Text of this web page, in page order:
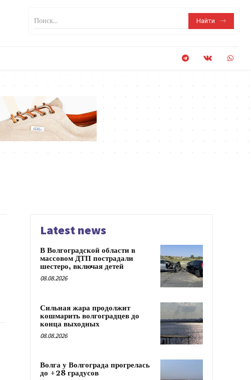
Поиск... Найти
Latest news
В Волгоградской области в
массовом ДТП пострадали
шестеро, включая детей
08.08.2026
Сильная жара продолжит
кошмарить волгоградцев до
конца выходных
08.08.2026
Волга у Волгограда прогрелась
до +28 градусов